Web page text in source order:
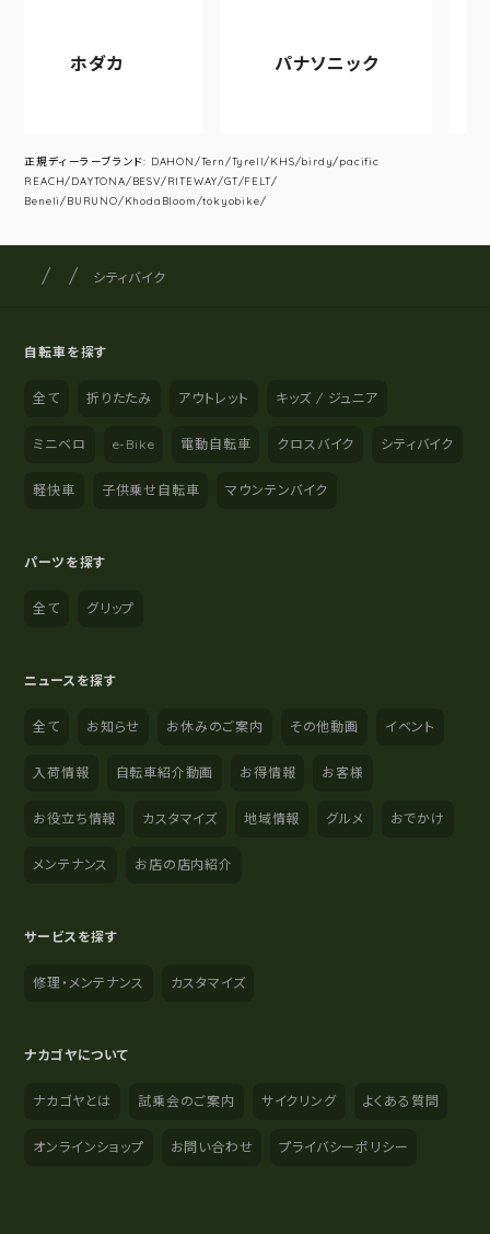
ホダカ パナソニック
正規ディーラーブランド: DAHON/Tern/Tyrell/KHS/birdy/pacific
REACH/DAYTONA/BESV/RITEWAY/GT/FELT/
Beneli/BURUNO/KhodaBloom/tokyobike/
サイト内の現在地
サイクルショップナカゴヤ
シティバイク
自転車を探す
全て 折りたたみ アウトレット キッズ / ジュニア
ミニベロ e-Bike 電動自転車 クロスバイク シティバイク
軽快車 子供乗せ自転車 マウンテンバイク
パーツを探す
全て グリップ
ニュースを探す
全て お知らせ お休みのご案内 その他動画 イベント
入荷情報 自転車紹介動画 お得情報 お客様
お役立ち情報 カスタマイズ 地域情報 グルメ おでかけ
メンテナンス お店の店内紹介
サービスを探す
修理・メンテナンス カスタマイズ
ナカゴヤについて
ナカゴヤとは 試乗会のご案内 サイクリング よくある質問
オンラインショップ お問い合わせ プライバシーポリシー